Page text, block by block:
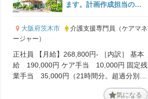
ます。計画作成担当の求
人です。
大阪府茨木市
介護支援専門員（ケアマネ
ージャー）
正社員 【月給】268,800円- ［内訳］ 基本
給 190,000円 ケア手当 10,000円 固定残
業手当 35,000円（21時間分。超過分別途
気になる